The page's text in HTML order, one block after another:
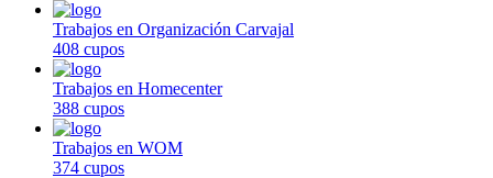
Trabajos en Organización Carvajal
408 cupos
Trabajos en Homecenter
388 cupos
Trabajos en WOM
374 cupos